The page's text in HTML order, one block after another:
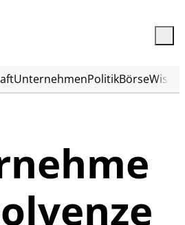
UnternehmenPolitikBörse